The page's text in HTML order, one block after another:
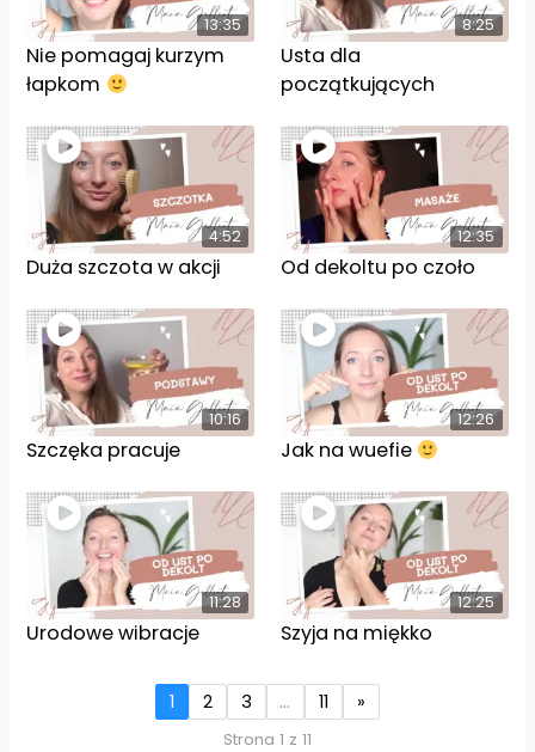
13:35
Nie pomagaj kurzym
łapkom
8:25
Usta dla
początkujących
4:52
Duża szczota w akcji
12:35
Od dekoltu po czoło
10:16
Szczęka pracuje
12:26
Jak na wuefie
11:28
Urodowe wibracje
12:25
Szyja na miękko
1 2 3 … 11 »
Strona 1 z 11